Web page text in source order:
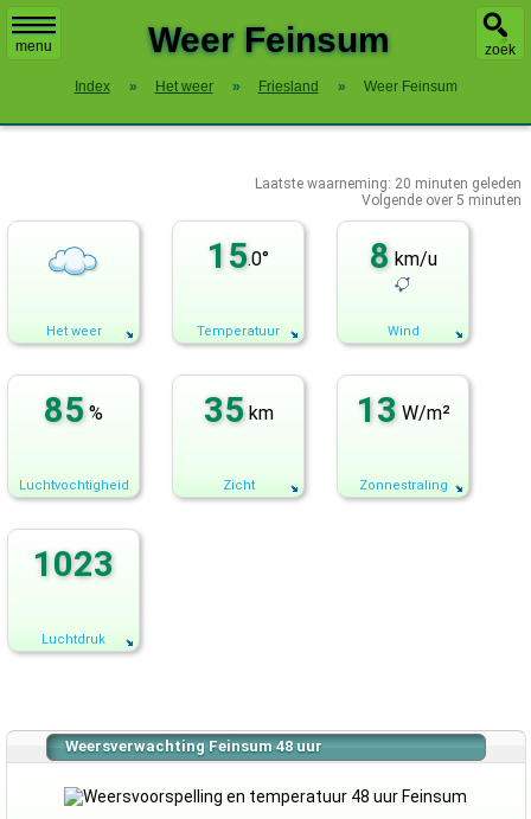
menu zoek
Weer Feinsum
Index » Het weer » Friesland » Weer Feinsum
Laatste waarneming: 20 minuten geleden
Volgende over5 minuten
Het weer
15.0°
Temperatuur
8 km/u
Wind
85 %
Luchtvochtigheid
35 km
Zicht
13 W/m²
Zonnestraling
1023
Luchtdruk
Weersverwachting Feinsum 48 uur